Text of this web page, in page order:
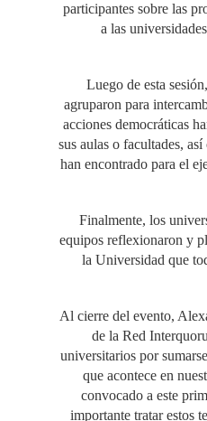
participantes sobre las
a las
Luego de esta
agruparon para
acciones democráticas
sus aulas o facultades,
han encontrado para el
Finalmente, los
equipos reflexionaron y
la Universidad que
Al cierre del evento,
de la Red
universitarios por
que acontece en
convocado a este
importante tratar estos